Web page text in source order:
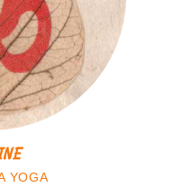
YOGA